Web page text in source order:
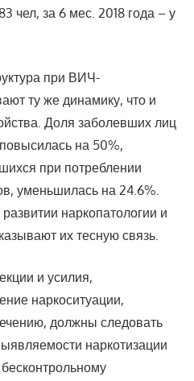
чел, за 6 мес. 2018 года – у
при ВИЧ-
ту же динамику, что и
Доля заболевших лиц
на 50%,
при потреблении
уменьшилась на 24.6%.
наркопатологии и
их тесную связь.
и усилия,
наркоситуации,
должны следовать
наркотизации